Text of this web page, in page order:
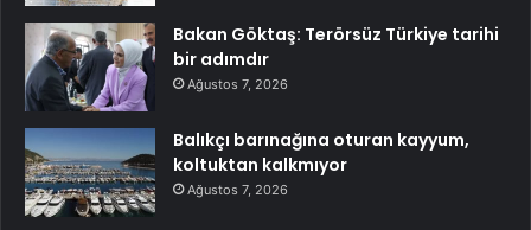
Bakan Göktaş: Terörsüz Türkiye tarihi
bir adımdır
Ağustos 7, 2026
Balıkçı barınağına oturan kayyum,
koltuktan kalkmıyor
Ağustos 7, 2026